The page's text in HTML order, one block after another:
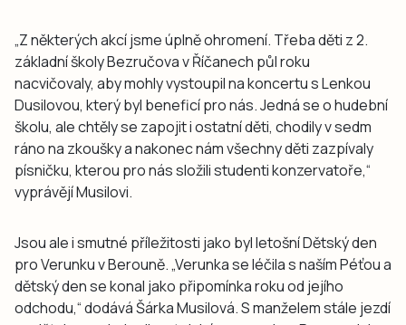
„Z některých akcí jsme úplně ohromení. Třeba děti z 2.
základní školy Bezručova v Říčanech půl roku
nacvičovaly, aby mohly vystoupil na koncertu s Lenkou
Dusilovou, který byl beneficí pro nás. Jedná se o hudební
školu, ale chtěly se zapojit i ostatní děti, chodily v sedm
ráno na zkoušky a nakonec nám všechny děti zazpívaly
písničku, kterou pro nás složili studenti konzervatoře,“
vyprávějí Musilovi.
Jsou ale i smutné příležitosti jako byl letošní Dětský den
pro Verunku v Berouně. „Verunka se léčila s naším Péťou a
dětský den se konal jako připomínka roku od jejího
odchodu,“ dodává Šárka Musilová. S manželem stále jezdí